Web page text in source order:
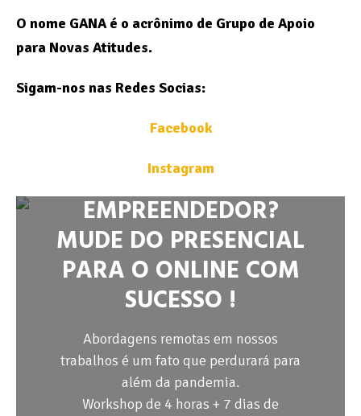
O nome GANA é o acrônimo de Grupo de Apoio
para Novas Atitudes.
Sigam-nos nas Redes Socias:
Facebook
Instagram
EMPREENDEDOR?
MUDE DO PRESENCIAL
PARA O ONLINE COM
SUCESSO !
Abordagens remotas em nossos
trabalhos é um fato que perdurará para
além da pandemia.
Workshop de 4 horas + 7 dias de